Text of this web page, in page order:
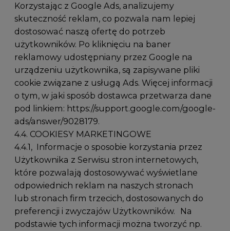
Korzystając z Google Ads, analizujemy
skuteczność reklam, co pozwala nam lepiej
dostosować naszą ofertę do potrzeb
użytkowników. Po kliknięciu na baner
reklamowy udostępniany przez Google na
urządzeniu użytkownika, są zapisywane pliki
cookie związane z usługą Ads. Więcej informacji
o tym, w jaki sposób dostawca przetwarza dane
pod linkiem: https://support.google.com/google-
ads/answer/9028179.
4.4. COOKIESY MARKETINGOWE
4.4.1, Informacje o sposobie korzystania przez
Użytkownika z Serwisu stron internetowych,
które pozwalają dostosowywać wyświetlane
odpowiednich reklam na naszych stronach
lub stronach firm trzecich, dostosowanych do
preferencji i zwyczajów Użytkowników. Na
podstawie tych informacji można tworzyć np.